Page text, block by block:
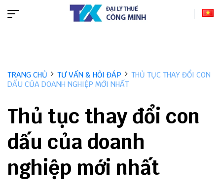
TRANG CHỦ TƯ VẤN & HỎI ĐÁP
THỦ TỤC THAY ĐỔI CON
DẤU CỦA DOANH NGHIỆP MỚI NHẤT
Thủ tục thay đổi con
dấu của doanh
nghiệp mới nhất